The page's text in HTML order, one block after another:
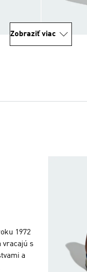
Zobraziť viac
1972
vracajú s
a